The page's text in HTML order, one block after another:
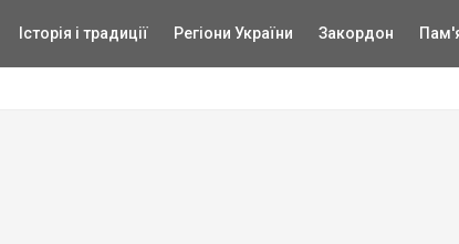
Історія і традиції Регіони України Закордон